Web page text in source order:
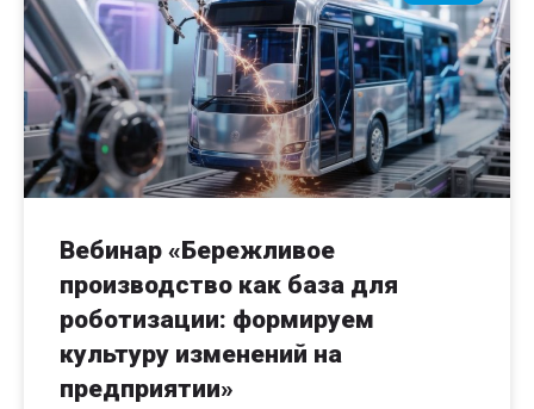
Вебинар «Бережливое
производство как база для
роботизации: формируем
культуру изменений на
предприятии»